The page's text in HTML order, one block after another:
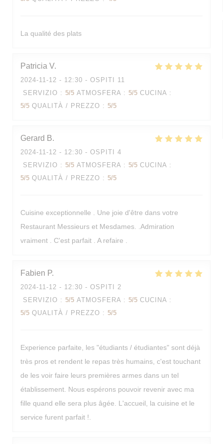
La qualité des plats
Patricia V
2024-11-12 - 12:30 - OSPITI 11
SERVIZIO : 5/5 ATMOSFERA : 5/5 CUCINA :
5/5 QUALITÀ / PREZZO : 5/5
Gerard B
2024-11-12 - 12:30 - OSPITI 4
SERVIZIO : 5/5 ATMOSFERA : 5/5 CUCINA :
5/5 QUALITÀ / PREZZO : 5/5
Cuisine exceptionnelle . Une joie d'être dans votre
Restaurant Messieurs et Mesdames. .Admiration
vraiment . C'est parfait . A refaire .
Fabien P
2024-11-12 - 12:30 - OSPITI 2
SERVIZIO : 5/5 ATMOSFERA : 5/5 CUCINA :
5/5 QUALITÀ / PREZZO : 5/5
Experience parfaite, les "étudiants / étudiantes" sont déjà
très pros et rendent le repas très humains, c'est touchant
de les voir faire leurs premières armes dans un tel
établissement. Nous espérons pouvoir revenir avec ma
fille quand elle sera plus âgée. L'accueil, la cuisine et le
service furent parfait !.